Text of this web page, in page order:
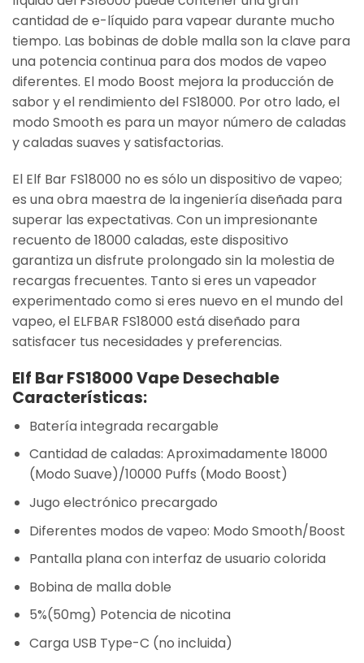
cantidad de e-líquido para vapear durante mucho
tiempo. Las bobinas de doble malla son la clave para
una potencia continua para dos modos de vapeo
diferentes. El modo Boost mejora la producción de
sabor y el rendimiento del FS18000. Por otro lado, el
modo Smooth es para un mayor número de caladas
y caladas suaves y satisfactorias.
El Elf Bar FS18000 no es sólo un dispositivo de vapeo;
es una obra maestra de la ingeniería diseñada para
superar las expectativas. Con un impresionante
recuento de 18000 caladas, este dispositivo
garantiza un disfrute prolongado sin la molestia de
recargas frecuentes. Tanto si eres un vapeador
experimentado como si eres nuevo en el mundo del
vapeo, el ELFBAR FS18000 está diseñado para
satisfacer tus necesidades y preferencias.
Elf Bar FS18000 Vape Desechable
Características:
Batería integrada recargable
Cantidad de caladas: Aproximadamente 18000
(Modo Suave)/10000 Puffs (Modo Boost)
Jugo electrónico precargado
Diferentes modos de vapeo: Modo Smooth/Boost
Pantalla plana con interfaz de usuario colorida
Bobina de malla doble
5%(50mg) Potencia de nicotina
Carga USB Type-C (no incluida)